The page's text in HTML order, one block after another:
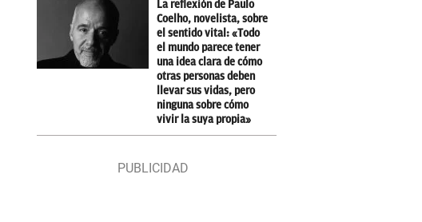
La reflexión de Paulo
Coelho, novelista, sobre
el sentido vital: «Todo
el mundo parece tener
una idea clara de cómo
otras personas deben
llevar sus vidas, pero
ninguna sobre cómo
vivir la suya propia»